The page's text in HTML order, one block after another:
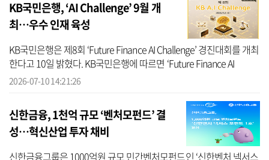
KB국민은행, ‘AI Challenge’ 9월 개
최…우수 인재 육성
KB국민은행은 제8회 ‘Future Finance AI Challenge’ 경진대회를 개최
한다고 10일 밝혔다. KB국민은행에 따르면 ‘Future Finance AI
Challenge’는 인공지능을 활용한 미래 금융 아이디어를 발굴하고 금
2026-07-10 14:21:26
신한금융, 1천억 규모 ‘벤처모펀드’ 결
성…혁신산업 투자 채비
신한금융그룹은 1000억원 규모 민간벤처모펀드인 ‘신한벤처 넥서스